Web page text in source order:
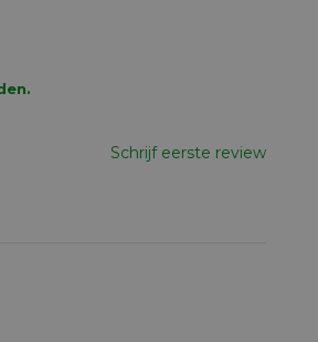
Schrijf eerste review